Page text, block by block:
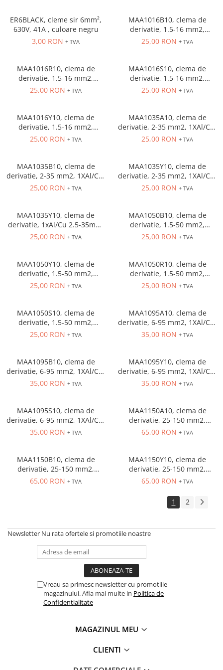
Router si switch-uri industriale
Afisoare digitale
Senzori fotoelectrici
Senzori inductivi
Senzori magnetici-rezistivi
TRIO-PS
TRIO-UPS
Butoane si accesorii
Lampa multi LED
pentru motor
Direct-On-Line Starters
Cleme sir
Accesorii cleme
Cleme 2.5mm
Cleme 4mm
ER6BLACK, cleme sir 6mm²,
630V, 41A , culoare negru
3,00 RON + TVA
MAA1016B10, clema de
derivatie, 1.5-16 mm2,
1xAl/Cu, 1000 V
25,00 RON + TVA
MAA1016R10, clema de
derivatie, 1.5-16 mm2,
1xAl/Cu, 1000 V
25,00 RON + TVA
MAA1016S10, clema de
derivatie, 1.5-16 mm2,
1xAl/Cu, 1000 V
25,00 RON + TVA
MAA1016Y10, clema de
derivatie, 1.5-16 mm2,
1xAl/Cu, 1000 V
25,00 RON + TVA
MAA1035A10, clema de
derivatie, 2-35 mm2, 1XAl/Cu,
1000 V
25,00 RON + TVA
MAA1035B10, clema de
derivatie, 2-35 mm2, 1XAl/Cu,
1000 V
25,00 RON + TVA
MAA1035Y10, clema de
derivatie, 2-35 mm2, 1XAl/Cu,
1000 V
25,00 RON + TVA
MAA1035Y10, clema de
derivatie, 1xAl/Cu 2.5-35mm,
1XAl/Cu, 1000 V
25,00 RON + TVA
MAA1050B10, clema de
derivatie, 1.5-50 mm2,
1XAl/Cu, 1000 V
25,00 RON + TVA
MAA1050Y10, clema de
derivatie, 1.5-50 mm2,
1XAl/Cu, 1000 V
25,00 RON + TVA
MAA1050R10, clema de
derivatie, 1.5-50 mm2,
1XAl/Cu, 1000 V
25,00 RON + TVA
MAA1050S10, clema de
derivatie, 1.5-50 mm2,
1XAl/Cu, 1000 V
25,00 RON + TVA
MAA1095A10, clema de
derivatie, 6-95 mm2, 1XAl/Cu,
1000 V
35,00 RON + TVA
MAA1095B10, clema de
derivatie, 6-95 mm2, 1XAl/Cu,
1000 V
35,00 RON + TVA
MAA1095Y10, clema de
derivatie, 6-95 mm2, 1XAl/Cu,
1000 V
35,00 RON + TVA
MAA1095S10, clema de
derivatie, 6-95 mm2, 1XAl/Cu,
1000 V
35,00 RON + TVA
MAA1150A10, clema de
derivatie, 25-150 mm2,
1XAl/Cu, 1000 V
65,00 RON + TVA
MAA1150B10, clema de
derivatie, 25-150 mm2,
1XAl/Cu, 1000 V
65,00 RON + TVA
MAA1150Y10, clema de
derivatie, 25-150 mm2,
1XAl/Cu, 1000 V
65,00 RON + TVA
1 2
Newsletter Nu rata ofertele si promotiile noastre
Vreau sa primesc newsletter cu promotiile
magazinului. Afla mai multe in Politica de
Confidentialitate
MAGAZINUL MEU
CLIENTI